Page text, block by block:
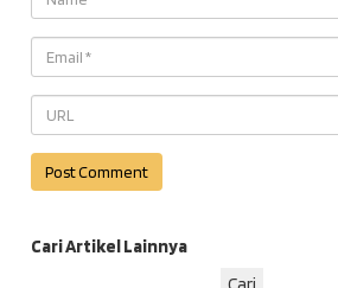
Cari Artikel Lainnya